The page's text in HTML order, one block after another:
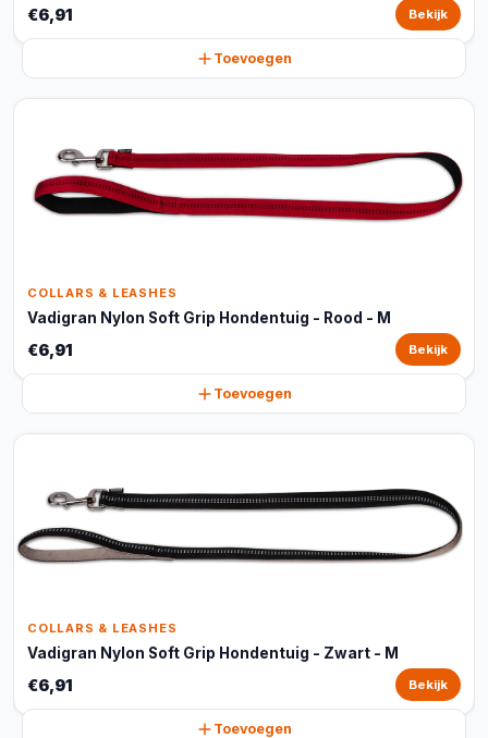
€6,91 Bekijk
Toevoegen
COLLARS & LEASHES
Vadigran Nylon Soft Grip Hondentuig - Rood - M
€6,91 Bekijk
Toevoegen
COLLARS & LEASHES
Vadigran Nylon Soft Grip Hondentuig - Zwart - M
€6,91 Bekijk
Toevoegen